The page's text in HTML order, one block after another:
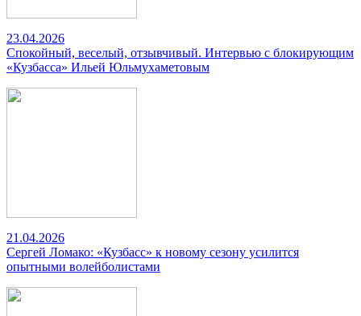
23.04.2026
Спокойный, веселый, отзывчивый. Интервью с блокирующим
«Кузбасса» Ильей Юльмухаметовым
21.04.2026
Сергей Ломако: «Кузбасс» к новому сезону усилится
опытными волейболистами